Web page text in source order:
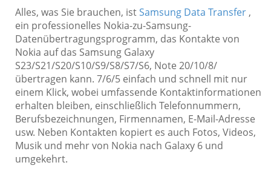
Alles, was Sie brauchen, istSamsung Data Transfer ,
ein professionelles Nokia-zu-Samsung-
Datenübertragungsprogramm, das Kontakte von
Nokia auf das Samsung Galaxy
S23/S21/S20/S10/S9/S8/S7/S6, Note 20/10/8/
übertragen kann. 7/6/5 einfach und schnell mit nur
einem Klick, wobei umfassende Kontaktinformationen
erhalten bleiben, einschließlich Telefonnummern,
Berufsbezeichnungen, Firmennamen, E-Mail-Adresse
usw. Neben Kontakten kopiert es auch Fotos, Videos,
Musik und mehr von Nokia nach Galaxy 6 und
umgekehrt.